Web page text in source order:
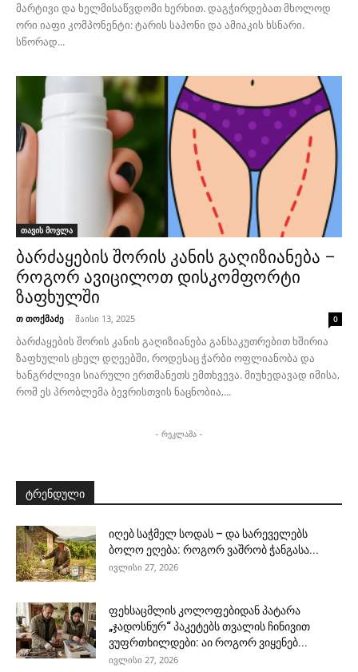
მარტივი და ხელმისაწვდომი ხერხით. დაგჭირდებათ მხოლოდ
ორი იაფი კომპონენტი: ტარის საპონი და ამიაკის ხსნარი.
სწორად...
თავის მოვლა
ბარძაყების შორის კანის გაღიზიანება –
როგორ ავიცილოთ დისკომფორტი
ზაფხულში
თ თოქმაძე - მაისი 13, 2025 0
ბარძაყების შორის კანის გაღიზიანება განსაკუთრებით ხშირია
ზაფხულის ცხელ დღეებში, როდესაც ჭარბი ოფლიანობა და
ხანგრძლივი სიარული ერთმანეთს ემთხვევა. მიუხედავად იმისა,
რომ ეს პრობლემა ბევრისთვის ნაცნობია,...
- რეკლამა -
ტრენდული
იღებ საჭმელ სოდას – და სარეველებს
ბოლო ეღება: როგორ ვაშრობ ჭანგასა...
ივლისი 27, 2026
ფეხსაცმლის კოლოფებიდან პატარა
„ჯადოსნურ“ პაკეტებს თვალის ჩინივით
ვუფრთხილდები: აი როგორ ვიყენებ...
ივლისი 27, 2026